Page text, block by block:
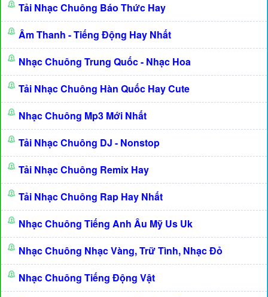
Tải Nhạc Chuông Báo Thức Hay
Âm Thanh - Tiếng Động Hay Nhất
Nhạc Chuông Trung Quốc - Nhạc Hoa
Tải Nhạc Chuông Hàn Quốc Hay Cute
Nhạc Chuông Mp3 Mới Nhất
Tải Nhạc Chuông DJ - Nonstop
Tải Nhạc Chuông Remix Hay
Tải Nhạc Chuông Rap Hay Nhất
Nhạc Chuông Tiếng Anh Âu Mỹ Us Uk
Nhạc Chuông Nhạc Vàng, Trữ Tình, Nhạc Đỏ
Nhạc Chuông Tiếng Động Vật